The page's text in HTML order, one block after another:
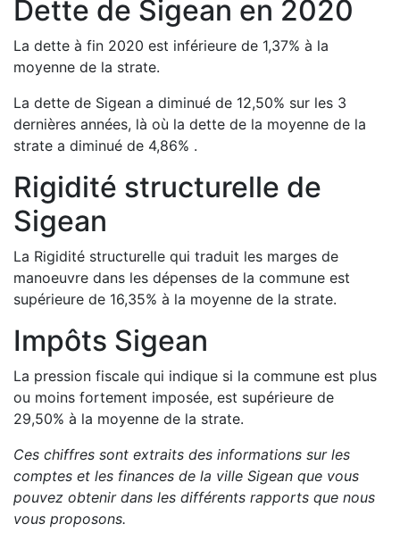
Dette de Sigean en 2020
La dette à fin 2020 est inférieure de 1,37% à la
moyenne de la strate.
La dette de Sigean a diminué de 12,50% sur les 3
dernières années, là où la dette de la moyenne de la
strate a diminué de 4,86% .
Rigidité structurelle de
Sigean
La Rigidité structurelle qui traduit les marges de
manoeuvre dans les dépenses de la commune est
supérieure de 16,35% à la moyenne de la strate.
Impôts Sigean
La pression fiscale qui indique si la commune est plus
ou moins fortement imposée, est supérieure de
29,50% à la moyenne de la strate.
Ces chiffres sont extraits des informations sur les
comptes et les finances de la ville Sigean que vous
pouvez obtenir dans les différents rapports que nous
vous proposons.